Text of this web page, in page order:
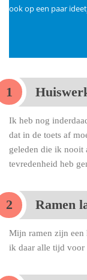
ook op een paar
Ik heb nog
dat in de toets af
geleden die ik nooit
tevredenheid heb
Ramen
Mijn ramen zijn een
ik daar alle tijd voor